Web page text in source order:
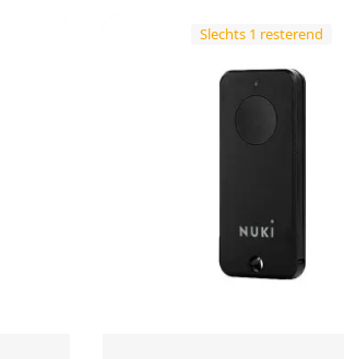
Slechts 1 resterend